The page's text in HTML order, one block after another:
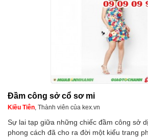
Đầm công sở cổ sơ mi
Kiều Tiên, Thành viên của kex.vn
Sự lai tạp giữa những chiếc đầm công sở
phong cách đã cho ra đời một kiểu trang